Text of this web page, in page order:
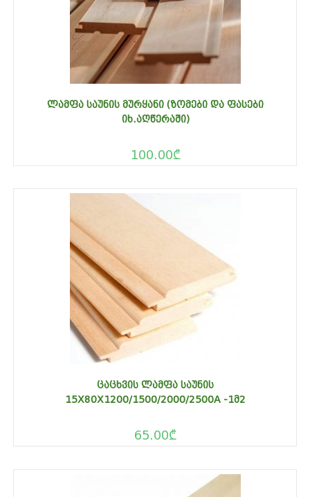
ᲚᲐᲛᲤᲐ ᲡᲐᲣᲜᲘᲡ ᲛᲣᲠᲧᲐᲜᲘ (ᲖᲝᲛᲔᲑᲘ ᲓᲐ ᲤᲐᲡᲔᲑᲘ
ᲘᲮ.ᲐᲦᲬᲔᲠᲐᲨᲘ)
100.00₾
ᲪᲐᲪᲮᲕᲘᲡ ᲚᲐᲛᲤᲐ ᲡᲐᲣᲜᲘᲡ
15X80X1200/1500/2000/2500A -1Მ2
65.00₾